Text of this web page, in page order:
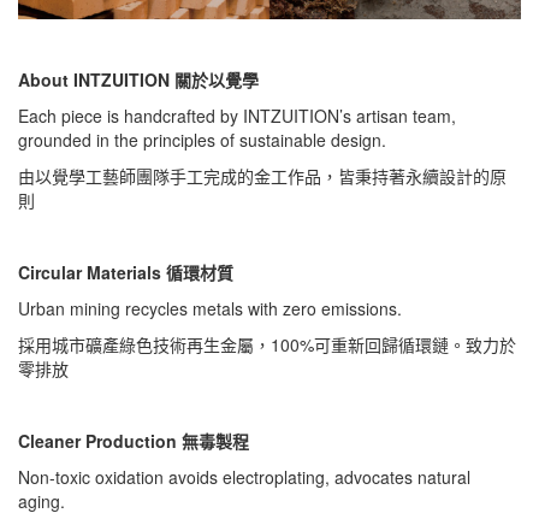
About INTZUITION 關於以覺學
Each piece is handcrafted by INTZUITION’s artisan team,
grounded in the principles of sustainable design.
由以覺學工藝師團隊手工完成的金工作品，皆秉持著永續設計的原
則
Circular Materials 循環材質
Urban mining recycles metals with zero emissions.
採用城市礦產綠色技術再生金屬，100%可重新回歸循環鏈。致力於
零排放
Cleaner Production 無毒製程
Non-toxic oxidation avoids electroplating, advocates natural
aging.